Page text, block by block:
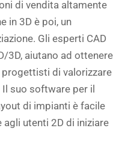
di vendita altamente
in 3D è poi, un
Gli esperti CAD
3D, aiutano ad ottenere
di valorizzare
suo software per il
di impianti è facile
utenti 2D di iniziare